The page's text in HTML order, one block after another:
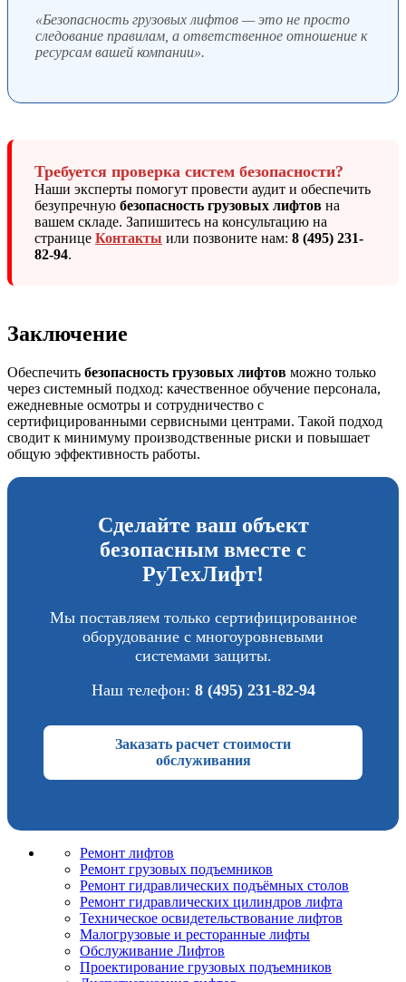
«Безопасность грузовых лифтов — это не просто
следование правилам, а ответственное отношение к
ресурсам вашей компании».
Требуется проверка систем безопасности?
Наши эксперты помогут провести аудит и обеспечить
безупречную безопасность грузовых лифтов на
вашем складе. Запишитесь на консультацию на
странице Контакты или позвоните нам: 8 (495) 231-
82-94.
Заключение
Обеспечить безопасность грузовых лифтов можно только
через системный подход: качественное обучение персонала,
ежедневные осмотры и сотрудничество с
сертифицированными сервисными центрами. Такой подход
сводит к минимуму производственные риски и повышает
общую эффективность работы.
Сделайте ваш объект
безопасным вместе с
РуТехЛифт!
Мы поставляем только сертифицированное
оборудование с многоуровневыми
системами защиты.
Наш телефон: 8 (495) 231-82-94
Заказать расчет стоимости
обслуживания
Ремонт лифтов
Ремонт грузовых подъемников
Pемонт гидравлических подъёмных столов
Ремонт гидравлических цилиндров лифта
Техническое освидетельствование лифтов
Малогрузовые и ресторанные лифты
Обслуживание Лифтов
Проектирование грузовых подъемников